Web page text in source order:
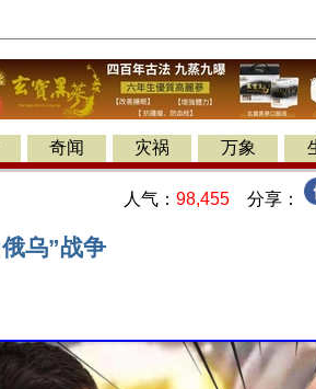
奇闻 灾祸 万象
人气： 98,455 分享：
乌”战争